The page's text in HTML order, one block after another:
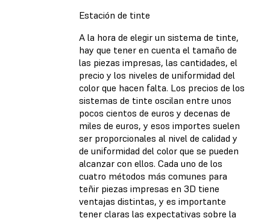
Estación de tinte
A la hora de elegir un sistema de tinte,
hay que tener en cuenta el tamaño de
las piezas impresas, las cantidades, el
precio y los niveles de uniformidad del
color que hacen falta. Los precios de los
sistemas de tinte oscilan entre unos
pocos cientos de euros y decenas de
miles de euros, y esos importes suelen
ser proporcionales al nivel de calidad y
de uniformidad del color que se pueden
alcanzar con ellos. Cada uno de los
cuatro métodos más comunes para
teñir piezas impresas en 3D tiene
ventajas distintas, y es importante
tener claras las expectativas sobre la